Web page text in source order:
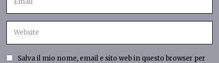
Salva il mio nome, email e sito web in questo browser per